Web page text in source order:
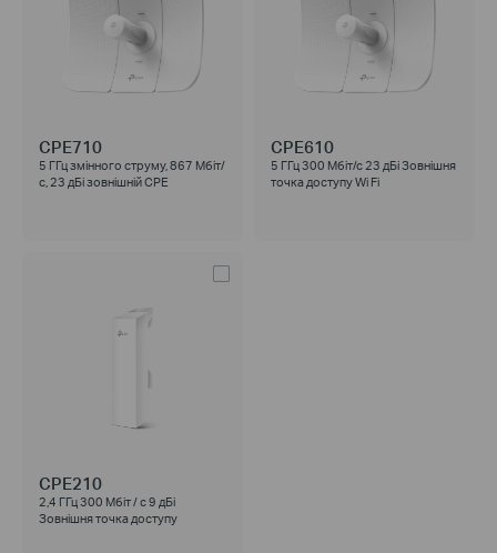
CPE710
5 ГГц змінного струму, 867 Мбіт/
с, 23 дБі зовнішній CPE
CPE610
5 ГГц 300 Мбіт/с 23 дБі Зовнішня
точка доступу Wi Fi
CPE210
2,4 ГГц 300 Мбіт / с 9 дБі
Зовнішня точка доступу